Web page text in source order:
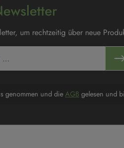
um rechtzeitig über neue
genommen und die AGB gelesen und